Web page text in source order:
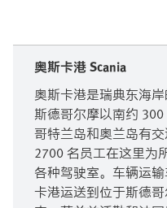
奥斯卡港 Scania
奥斯卡港是瑞典东海
斯德哥尔摩以南约
哥特兰岛和奥兰岛有交
2700 名员工在这里为
各种驾驶室。车辆运
卡港运送到位于斯德